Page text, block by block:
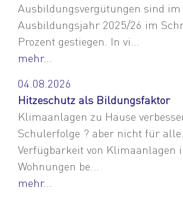
Ausbildungsvergütungen sind im
Ausbildungsjahr 2025/26 im
Prozent gestiegen. In vi...
mehr...
04.08.2026
Hitzeschutz als Bildungsfaktor
Klimaanlagen zu Hause
Schulerfolge ? aber nicht für
Verfügbarkeit von Klimaanlagen
Wohnungen be...
mehr...